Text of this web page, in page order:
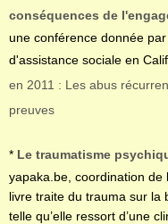
conséquences de
une conférence donnée
d'assistance sociale en
en 2011 : Les abus
preuves
* Le traumatisme
yapaka.be, coordination
livre traite du trauma sur la
telle qu’elle ressort d’une